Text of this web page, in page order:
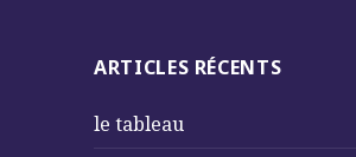
ARTICLES RÉCENTS
le tableau